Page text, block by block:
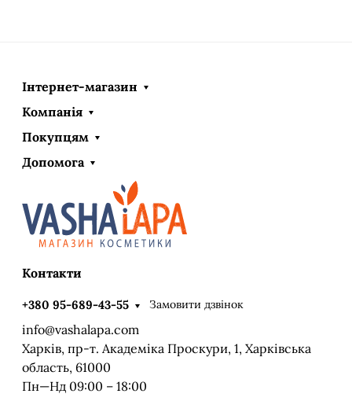
Інтернет-магазин
Компанія
Покупцям
Допомога
Контакти
+380 95-689-43-55 Замовити дзвінок
info@vashalapa.com
Харків, пр-т. Академіка Проскури, 1, Харківська
область, 61000
Пн—Нд 09:00 – 18:00